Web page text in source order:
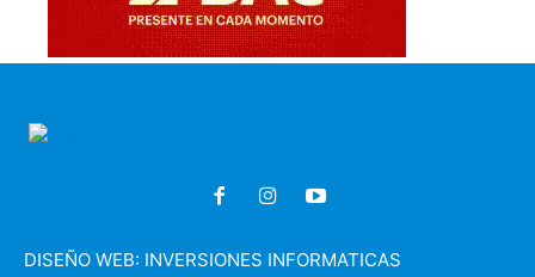
DISEÑO WEB: INVERSIONES INFORMATICAS